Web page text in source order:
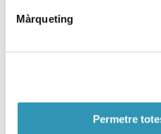
Màrqueting
Permetre